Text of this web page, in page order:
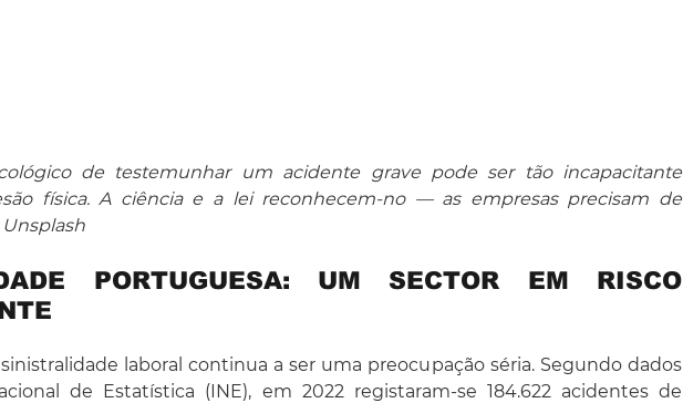
de testemunhar um acidente grave pode ser tão incapacitante
física. A ciência e a lei reconhecem-no — as empresas precisam de
PORTUGUESA: UM SECTOR EM RISCO
laboral continua a ser uma preocupação séria. Segundo dados
de Estatística (INE), em 2022 registaram-se 184.622 acidentes de